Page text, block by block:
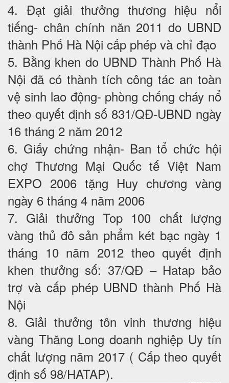
4. Đạt giải thưởng thương hiệu nổi
tiếng- chân chính năn 2011 do UBND
thành Phố Hà Nội cấp phép và chỉ đạo
5. Bằng khen do UBND Thành Phố Hà
Nội đã có thành tích công tác an toàn
vệ sinh lao động- phòng chống cháy nổ
theo quyết định số 831/QĐ-UBND ngày
16 tháng 2 năm 2012
6. Giấy chứng nhận- Ban tổ chức hội
chợ Thương Mại Quốc tế Việt Nam
EXPO 2006 tặng Huy chương vàng
ngày 6 tháng 4 năm 2006
7. Giải thưởng Top 100 chất lượng
vàng thủ đô sản phẩm két bạc ngày 1
tháng 10 năm 2012 theo quyết định
khen thưởng số: 37/QĐ – Hatap bảo
trợ và cấp phép UBND thành Phố Hà
Nội
8. Giải thưởng tôn vinh thương hiệu
vàng Thăng Long doanh nghiệp Uy tín
chất lượng năm 2017 ( Cấp theo quyết
định số 98/HATAP).